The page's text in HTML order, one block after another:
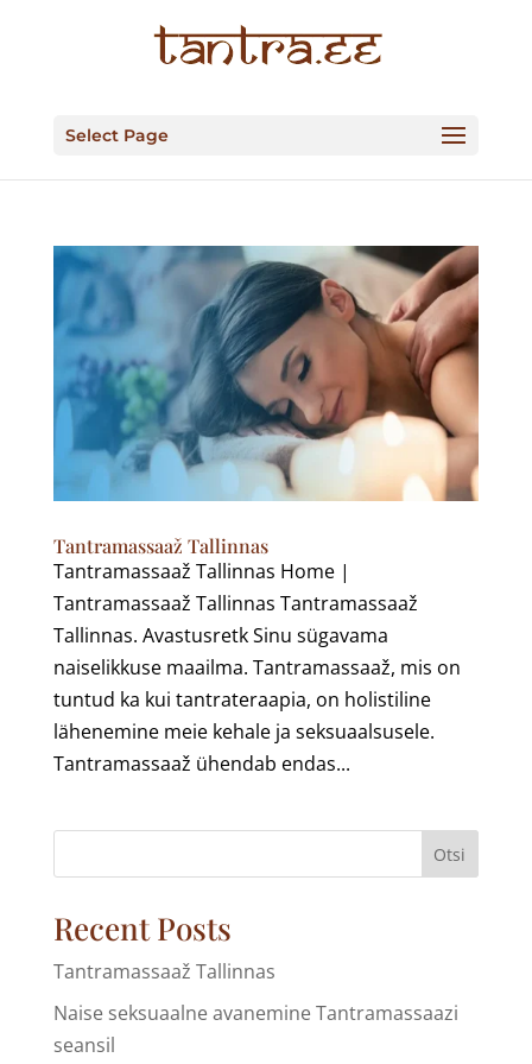
Select Page
Tantramassaaž Tallinnas
Tantramassaaž Tallinnas Home |
Tantramassaaž Tallinnas Tantramassaaž
Tallinnas. Avastusretk Sinu sügavama
naiselikkuse maailma. Tantramassaaž, mis on
tuntud ka kui tantrateraapia, on holistiline
lähenemine meie kehale ja seksuaalsusele.
Tantramassaaž ühendab endas...
Otsi
Recent Posts
Tantramassaaž Tallinnas
Naise seksuaalne avanemine Tantramassaazi
seansil